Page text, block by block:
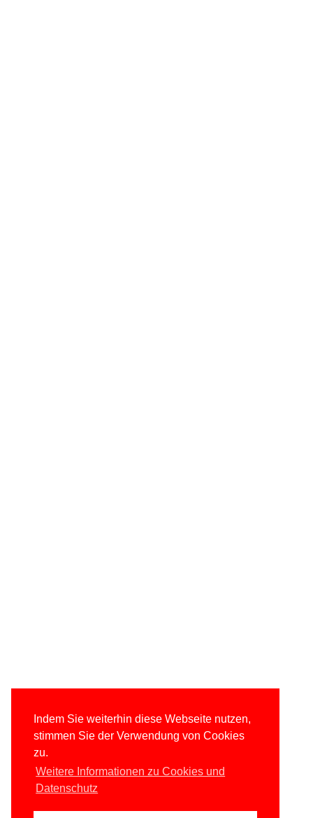
Indem Sie weiterhin diese Webseite nutzen,
stimmen Sie der Verwendung von Cookies
zu.
Weitere Informationen zu Cookies und
Datenschutz